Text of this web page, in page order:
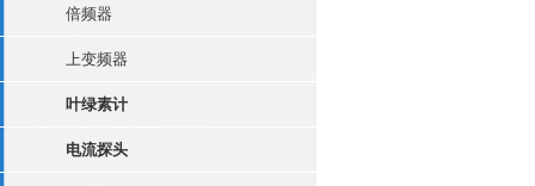
倍频器
上变频器
叶绿素计
电流探头